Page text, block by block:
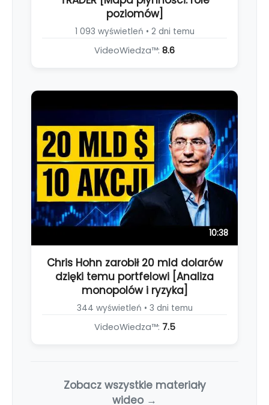
poziomów]
1 093 wyświetleń • 2 dni temu
VideoWiedza™: 8.6
10:38
Chris Hohn zarobił 20 mld dolarów
dzięki temu portfelowi [Analiza
monopolów i ryzyka]
344 wyświetleń • 3 dni temu
VideoWiedza™: 7.5
Zobacz wszystkie materiały
wideo →